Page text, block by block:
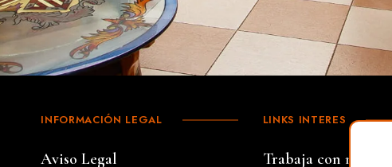
INFORMACIÓN LEGAL
Aviso Legal
LINKS INTERES
Trabaja con nosotros